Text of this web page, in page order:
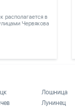
в
Червякова
Лошница
Лунинец